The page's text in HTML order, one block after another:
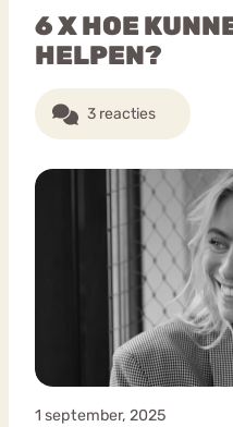
6 X HOE
HELPEN?
3 reacties
1 september, 2025